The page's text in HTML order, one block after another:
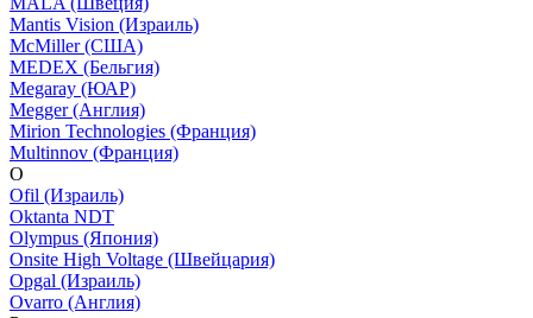
Mantis Vision (Израиль)
McMiller (США)
MEDEX (Бельгия)
Megaray (ЮАР)
Megger (Англия)
Mirion Technologies (Франция)
Multinnov (Франция)
O
Ofil (Израиль)
Oktanta NDT
Olympus (Япония)
Onsite High Voltage (Швейцария)
Opgal (Израиль)
Ovarro (Англия)